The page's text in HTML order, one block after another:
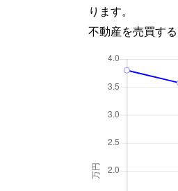
ります。
不動産を売買す